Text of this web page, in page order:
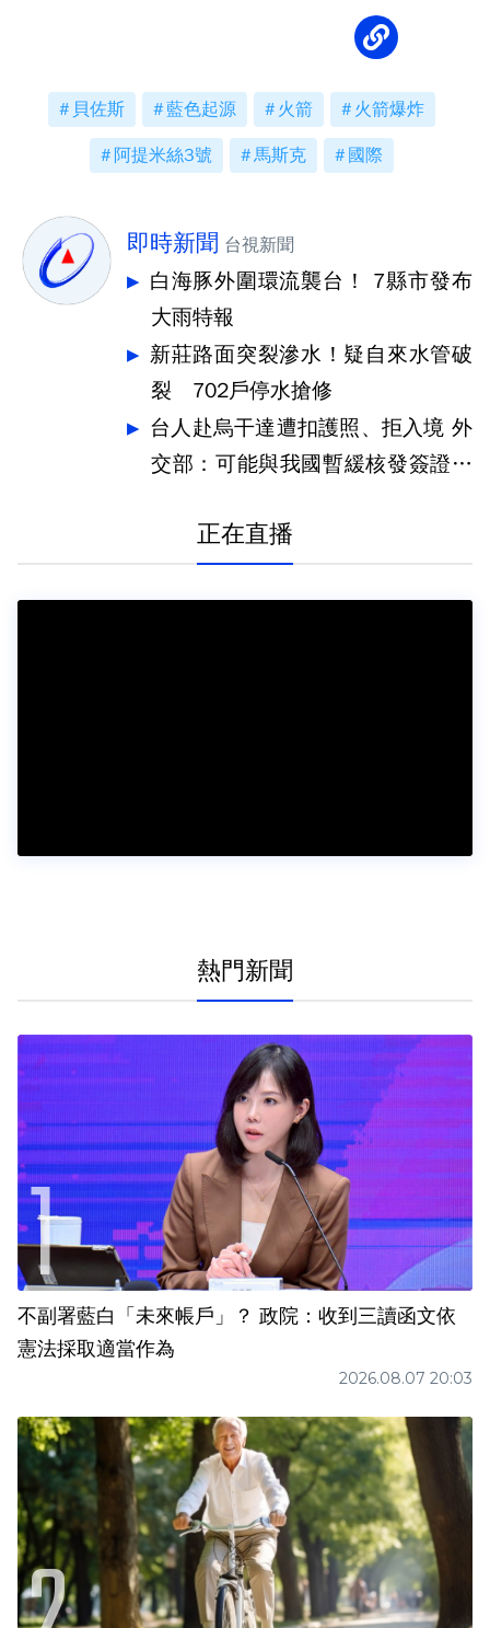
貝佐斯 藍色起源 火箭 火箭爆炸
阿提米絲3號 馬斯克 國際
即時新聞 台視新聞
白海豚外圍環流襲台！ 7縣市發布
大雨特報
新莊路面突裂滲水！疑自來水管破
裂 702戶停水搶修
台人赴烏干達遭扣護照、拒入境 外
交部：可能與我國暫緩核發簽證有
正在直播
熱門新聞
不副署藍白「未來帳戶」？ 政院：收到三讀函文依
憲法採取適當作為
2026.08.07 20:03